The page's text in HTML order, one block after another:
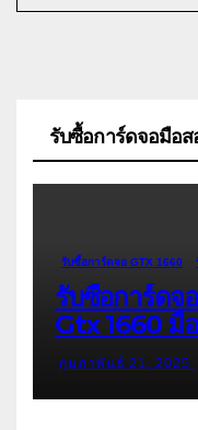
รับซื้อการ์ดจอมือส
รับซื้อการ์ดจอ GTX 1660
รับซื้อการ์ดจ
Gtx 1660 มื
กุมภาพันธ์ 21, 2025